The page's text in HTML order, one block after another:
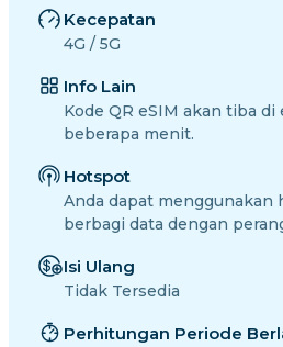
Kecepatan
4G / 5G
Info Lain
Kode QR eSIM akan tiba di
beberapa menit.
Hotspot
Anda dapat
berbagi data dengan
Isi Ulang
Tidak Tersedia
Perhitungan Periode